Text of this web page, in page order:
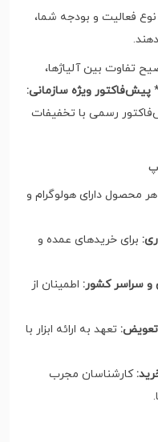
فعالیت و بودجه شما،
تفاوت بین آلیاژها،
پیش‌فاکتور ویژه سازمانی:
رسمی با تخفیفات
هر محصول دارای هولوگرام و
برای خریدهای عمده و
و سراسر کشور: اطمینان از
تعویض: تعهد به ارائه ابزار با
کارشناسان مجرب